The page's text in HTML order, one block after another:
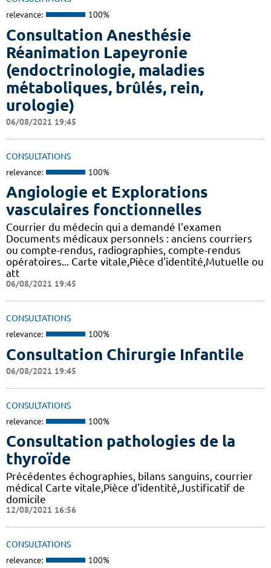
relevance: 100%
Consultation Anesthésie
Réanimation Lapeyronie
(endoctrinologie, maladies
métaboliques, brûlés, rein,
urologie)
06/08/2021 19:45
CONSULTATIONS
relevance: 100%
Angiologie et Explorations
vasculaires fonctionnelles
Courrier du médecin qui a demandé l'examen
Documents médicaux personnels : anciens courriers
ou compte-rendus, radiographies, compte-rendus
opératoires... Carte vitale,Pièce d'identité,Mutuelle ou
att
06/08/2021 19:45
CONSULTATIONS
relevance: 100%
Consultation Chirurgie Infantile
06/08/2021 19:45
CONSULTATIONS
relevance: 100%
Consultation pathologies de la
thyroïde
Précédentes échographies, bilans sanguins, courrier
médical Carte vitale,Pièce d'identité,Justificatif de
domicile
12/08/2021 16:56
CONSULTATIONS
relevance: 100%